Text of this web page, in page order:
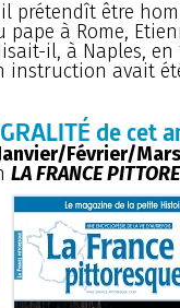
prétendît être
à Rome,
il, à Naples, en
instruction avait
de cet
Février/
LA FRANCE